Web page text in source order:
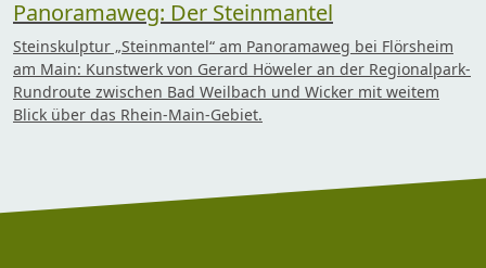
Panoramaweg: Der Steinmantel
Steinskulptur „Steinmantel“ am Panoramaweg bei Flörsheim
am Main: Kunstwerk von Gerard Höweler an der Regionalpark-
Rundroute zwischen Bad Weilbach und Wicker mit weitem
Blick über das Rhein-Main-Gebiet.